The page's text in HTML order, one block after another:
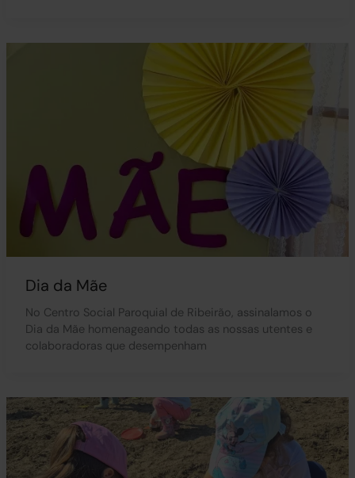
Dia da Mãe
No Centro Social Paroquial de Ribeirão, assinalamos o
Dia da Mãe homenageando todas as nossas utentes e
colaboradoras que desempenham